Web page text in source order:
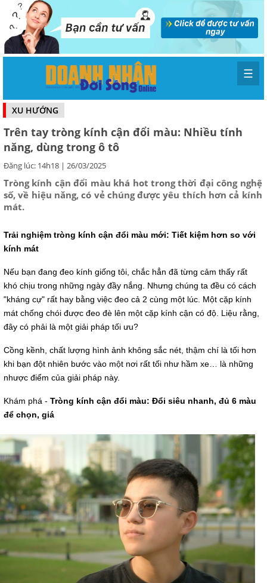
☰
XU HƯỚNG
Trên tay tròng kính cận đổi màu: Nhiều tính
năng, dùng trong ô tô
Đăng lúc: 14h18 | 26/03/2025
Tròng kính cận đổi màu khá hot trong thời đại công nghệ
số, về hiệu năng, có vẻ chúng được yêu thích hơn cả kính
mát.
Trải nghiệm tròng kính cận đổi màu mới: Tiết kiệm hơn so với
kính mát
Nếu bạn đang đeo kính giống tôi, chắc hẳn đã từng cảm thấy rất
khó chịu trong những ngày đầy nắng. Nhưng chúng ta đều có cách
"kháng cự" rất hay bằng việc đeo cả 2 cùng một lúc. Một cặp kính
mát chống chói được đeo đè lên một cặp kính cận có độ. Liệu rằng,
đây có phải là một giải pháp tối ưu?
Cồng kềnh, chất lượng hình ảnh không sắc nét, thậm chí là tối hơn
khi bạn đột nhiên bước vào một nơi rất tối như hầm xe… là những
nhược điểm của giải pháp này.
Khám phá - Tròng kính cận đổi màu: Đổi siêu nhanh, đủ 6 màu
để chọn, giá